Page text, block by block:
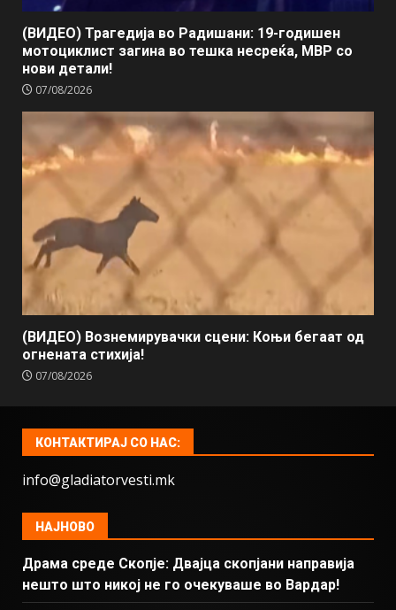
(ВИДЕО) Трагедија во Радишани: 19-годишен
мотоциклист загина во тешка несреќа, МВР со
нови детали!
07/08/2026
(ВИДЕО) Вознемирувачки сцени: Коњи бегаат од
огнената стихија!
07/08/2026
КОНТАКТИРАЈ СО НАС:
info@gladiatorvesti.mk
НАЈНОВО
Драма среде Скопје: Двајца скопјани направија
нешто што никој не го очекуваше во Вардар!